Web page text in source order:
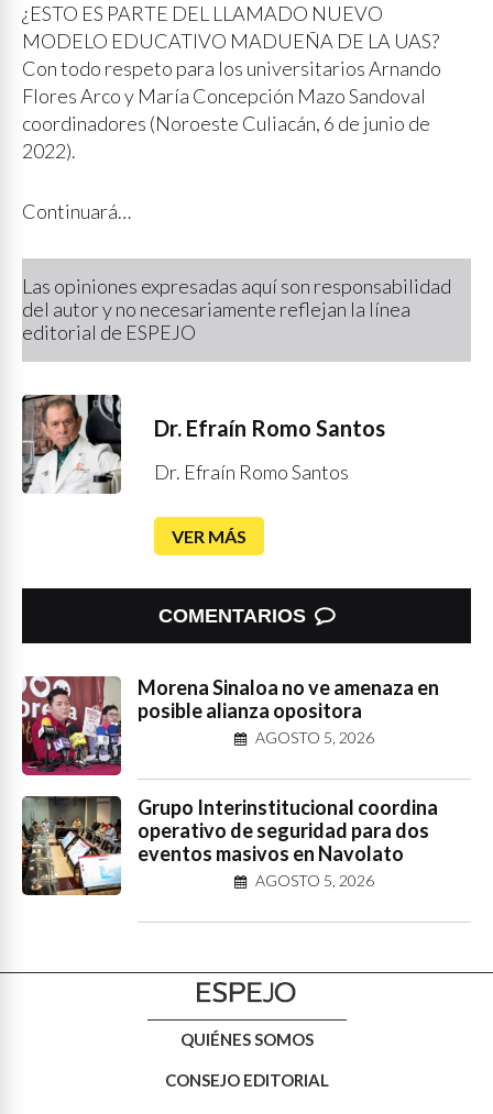
¿ESTO ES PARTE DEL LLAMADO NUEVO
MODELO EDUCATIVO MADUEÑA DE LA UAS?
Con todo respeto para los universitarios Arnando
Flores Arco y María Concepción Mazo Sandoval
coordinadores (Noroeste Culiacán, 6 de junio de
2022).
Continuará…
Las opiniones expresadas aquí son responsabilidad
del autor y no necesariamente reflejan la línea
editorial de ESPEJO
Dr. Efraín Romo Santos
Dr. Efraín Romo Santos
VER MÁS
COMENTARIOS
Morena Sinaloa no ve amenaza en
posible alianza opositora
AGOSTO 5, 2026
Grupo Interinstitucional coordina
operativo de seguridad para dos
eventos masivos en Navolato
AGOSTO 5, 2026
QUIÉNES SOMOS
CONSEJO EDITORIAL